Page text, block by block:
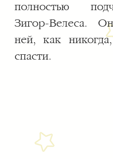
полностью
Зигор-Велеса.
ней, как
спасти.